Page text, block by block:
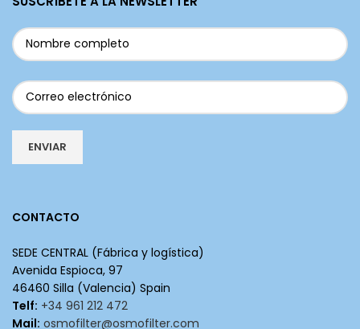
CONTACTO
SEDE CENTRAL (Fábrica y logística)
Avenida Espioca, 97
46460 Silla (Valencia) Spain
Telf: +34 961 212 472
Mail: osmofilter@osmofilter.com